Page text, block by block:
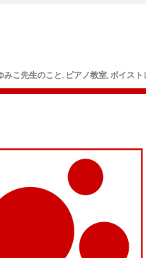
みこ先生のこと, ピアノ教室, ボイスト